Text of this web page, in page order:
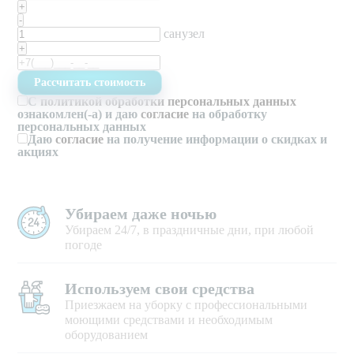
+
-
санузел
+
С политикой обработки персональных данных
ознакомлен(-а) и даюсогласие на обработку
персональных данных
Даюсогласие на получение информации о скидках и
акциях
Убираем даже ночью
Убираем 24/7, в праздничные дни, при любой
погоде
Используем свои средства
Приезжаем на уборку с профессиональными
моющими средствами и необходимым
оборудованием